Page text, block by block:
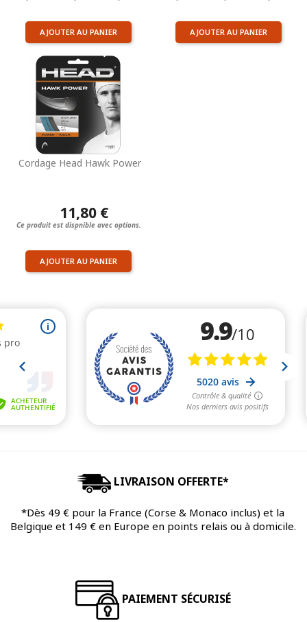
AJOUTER AU PANIER AJOUTER AU PANIER
Cordage Head Hawk Power
11,80 €
Ce produit est dispnible avec options.
AJOUTER AU PANIER
LIVRAISON OFFERTE*
*Dès 49 € pour la France (Corse & Monaco inclus) et la
Belgique et 149 € en Europe en points relais ou à domicile.
PAIEMENT SÉCURISÉ